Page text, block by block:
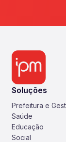
Soluções
Prefeitura e
Saúde
Educação
Social